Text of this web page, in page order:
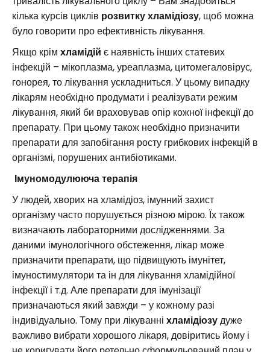
кілька курсів циклів розвитку хламідіозу, щоб можна
було говорити про ефективність лікування.
Якщо крім хламідій є наявність інших статевих
інфекцій – мікоплазма, уреаплазма, цитомегаловірус,
гонорея, то лікування ускладниться. У цьому випадку
лікарям необхідно продумати і реалізувати режим
лікування, який би враховував опір кожної інфекції до
препарату. При цьому також необхідно призначити
препарати для запобігання росту грибкових інфекцій в
організмі, порушених антибіотиками.
Імуномодулююча терапія
У людей, хворих на хламідіоз, імунний захист
організму часто порушується різною мірою. Їх також
визначають лабораторними дослідженнями. За
даними імунологічного обстеження, лікар може
призначити препарати, що підвищують імунітет,
імуностимулятори та ін для лікування хламідійної
інфекції і т.д. Але препарати для імунізації
призначаються який завжди – у кожному разі
індивідуально. Тому при лікуванні хламідіозудуже
важливо вибрати хорошого лікаря, довіритись йому і